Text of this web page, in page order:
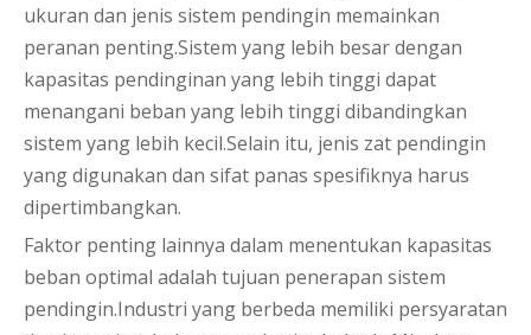
ukuran dan jenis sistem pendingin memainkan
peranan penting.Sistem yang lebih besar dengan
kapasitas pendinginan yang lebih tinggi dapat
menangani beban yang lebih tinggi dibandingkan
sistem yang lebih kecil.Selain itu, jenis zat pendingin
yang digunakan dan sifat panas spesifiknya harus
dipertimbangkan.
Faktor penting lainnya dalam menentukan kapasitas
beban optimal adalah tujuan penerapan sistem
pendingin.Industri yang berbeda memiliki persyaratan